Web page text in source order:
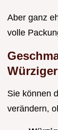
Aber ganz
volle
Sie können
verändern,